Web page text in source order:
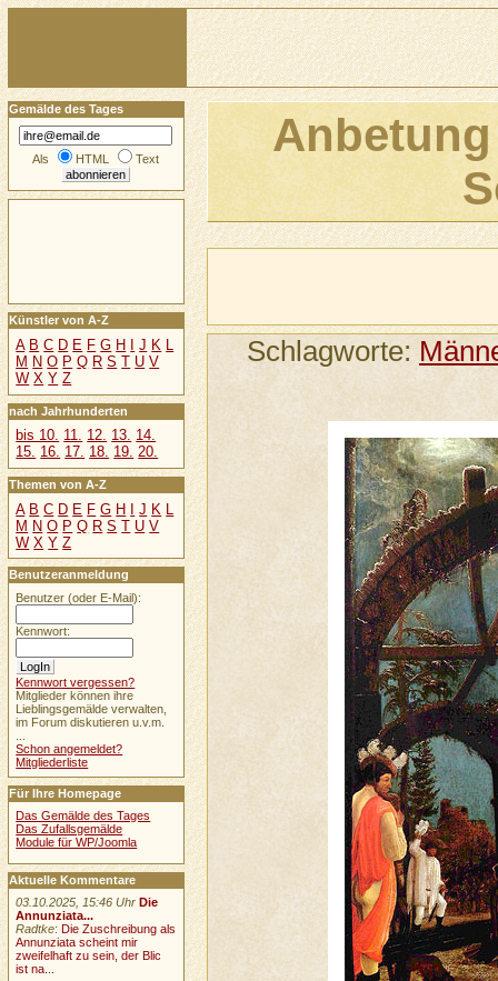
Schlagworte:
Gemälde des Tages
Als HTML Text
Künstler von A-Z
A B C D E F G H J K L
M N O P Q R S T U V
W X Y Z
nach Jahrhunderten
bis 10. 11. 12. 13. 14.
15. 16. 17. 18. 19. 20.
Themen von A-Z
A B C D E F G H I J K L
M N O P Q R S T U V
W X Y Z
Benutzeranmeldung
Benutzer (oder E-Mail):
Kennwort:
Kennwort vergessen?
Mitglieder können ihre
Lieblingsgemälde verwalten,
im Forum diskutieren u.v.m.
Schon angemeldet?
Mitgliederliste
Für Ihre Homepage
Das Gemälde des Tages
Das Zufallsgemälde
Module für WP/Joomla
Aktuelle Kommentare
03.10.2025, 15:46 Uhr Die
Annunziata...
Radtke: Die Zuschreibung als
Annunziata scheint mir
zweifelhaft zu sein, der Blic
ist na...